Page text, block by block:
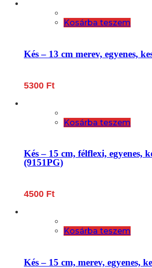
Kosárba teszem
Kés – 13 cm merev, egyenes,
5300 Ft
Kosárba teszem
Kés – 15 cm, félflexi, egyenes,
(9151PG)
4500 Ft
Kosárba teszem
Kés – 15 cm, merev, egyenes,